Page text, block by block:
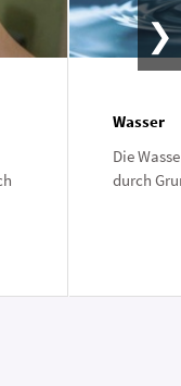
Wasser
Die
durch